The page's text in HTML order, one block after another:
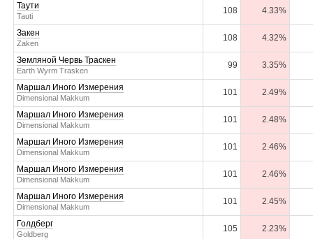
Таути
Tauti
108 4.33%
Закен
Zaken
108 4.32%
Земляной Червь Траскен
Earth Wyrm Trasken
99 3.35%
Маршал Иного Измерения
Dimensional Makkum
101 2.49%
Маршал Иного Измерения
Dimensional Makkum
101 2.48%
Маршал Иного Измерения
Dimensional Makkum
101 2.46%
Маршал Иного Измерения
Dimensional Makkum
101 2.46%
Маршал Иного Измерения
Dimensional Makkum
101 2.45%
Голдберг
Goldberg
105 2.23%